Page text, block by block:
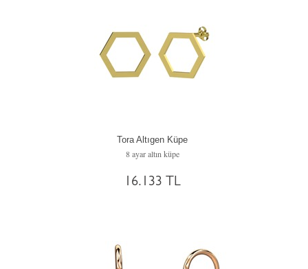
Tora Altıgen Küpe
8 ayar altın küpe
16.133 TL